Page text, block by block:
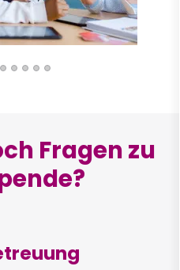
Fragen zu